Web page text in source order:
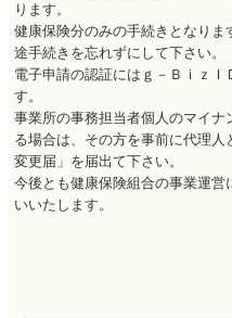
ります。
健康保険分のみの手続きとなりま
途手続きを忘れずにして下さい。
電子申請の認証にはｇ－ＢｉｚＩ
す。
事業所の事務担当者個人のマイ
る場合は、その方を事前に代理
変更届」を届出て下さい。
今後とも健康保険組合の事業運
いいたします。